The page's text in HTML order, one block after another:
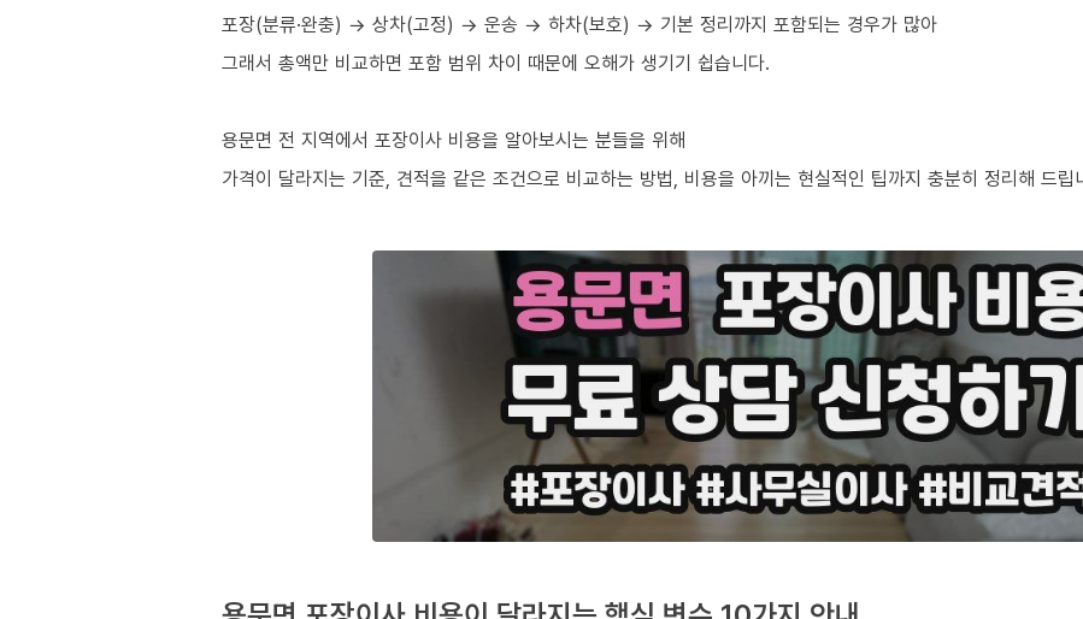
포장(분류·완충) → 상차(고정) → 운송 → 하차(보호) → 기본 정리까지 포함되는 경우가 많아
그래서 총액만 비교하면 포함 범위 차이 때문에 오해가 생기기 쉽습니다.
용문면 전 지역에서 포장이사 비용을 알아보시는 분들을 위해
가격이 달라지는 기준, 견적을 같은 조건으로 비교하는 방법, 비용을 아끼는 현실적인 팁까지 충분히 정리해 드립